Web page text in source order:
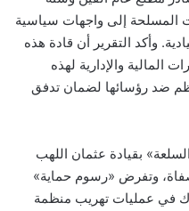
المسلحة إلى واجهات سياسية
وأكد التقرير أن قادة هذه
المالية والإدارية لهذه
ضد رؤسائها لضمان تدفق
بقيادة عثمان اللهب
وتفرض «رسوم حماية»
في عمليات تهريب منظمة